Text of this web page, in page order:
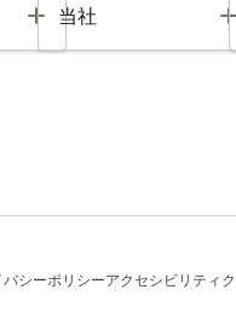
Toggle
当社
バシーポリシーアクセシビリティ